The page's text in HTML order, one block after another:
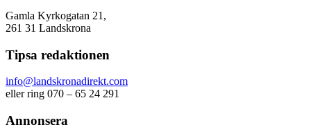
Gamla Kyrkogatan 21,
261 31 Landskrona
Tipsa redaktionen
info@landskronadirekt.com
eller ring 070 – 65 24 291
Annonsera